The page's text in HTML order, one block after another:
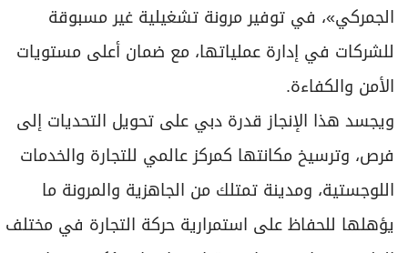
الجمركي»، في توفير مرونة تشغيلية غير مسبوقة
للشركات في إدارة عملياتها، مع ضمان أعلى مستويات
الأمن والكفاءة.
ويجسد هذا الإنجاز قدرة دبي على تحويل التحديات إلى
فرص، وترسيخ مكانتها كمركز عالمي للتجارة والخدمات
اللوجستية، ومدينة تمتلك من الجاهزية والمرونة ما
يؤهلها للحفاظ على استمرارية حركة التجارة في مختلف